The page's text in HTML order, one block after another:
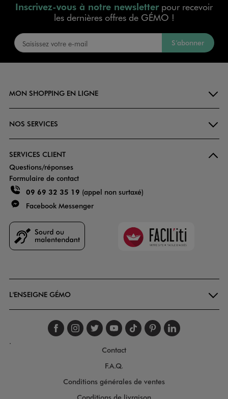
Inscrivez-vous à notre newsletterpour recevoir
les dernières offres de GÉMO !
S’abonner
MON SHOPPING EN LIGNE
NOS SERVICES
SERVICES CLIENT
Questions/réponses
Formulaire de contact
09 69 32 35 19 (appel non surtaxé)
Facebook Messenger
Faciliti
L'ENSEIGNE GÉMO
Suivez-nous sur
Suivez-nous sur
Suivez-nous sur
Suivez-nous
Suivez-nous
Suivez-
.
Contact
F.A.Q.
Conditions générales de ventes